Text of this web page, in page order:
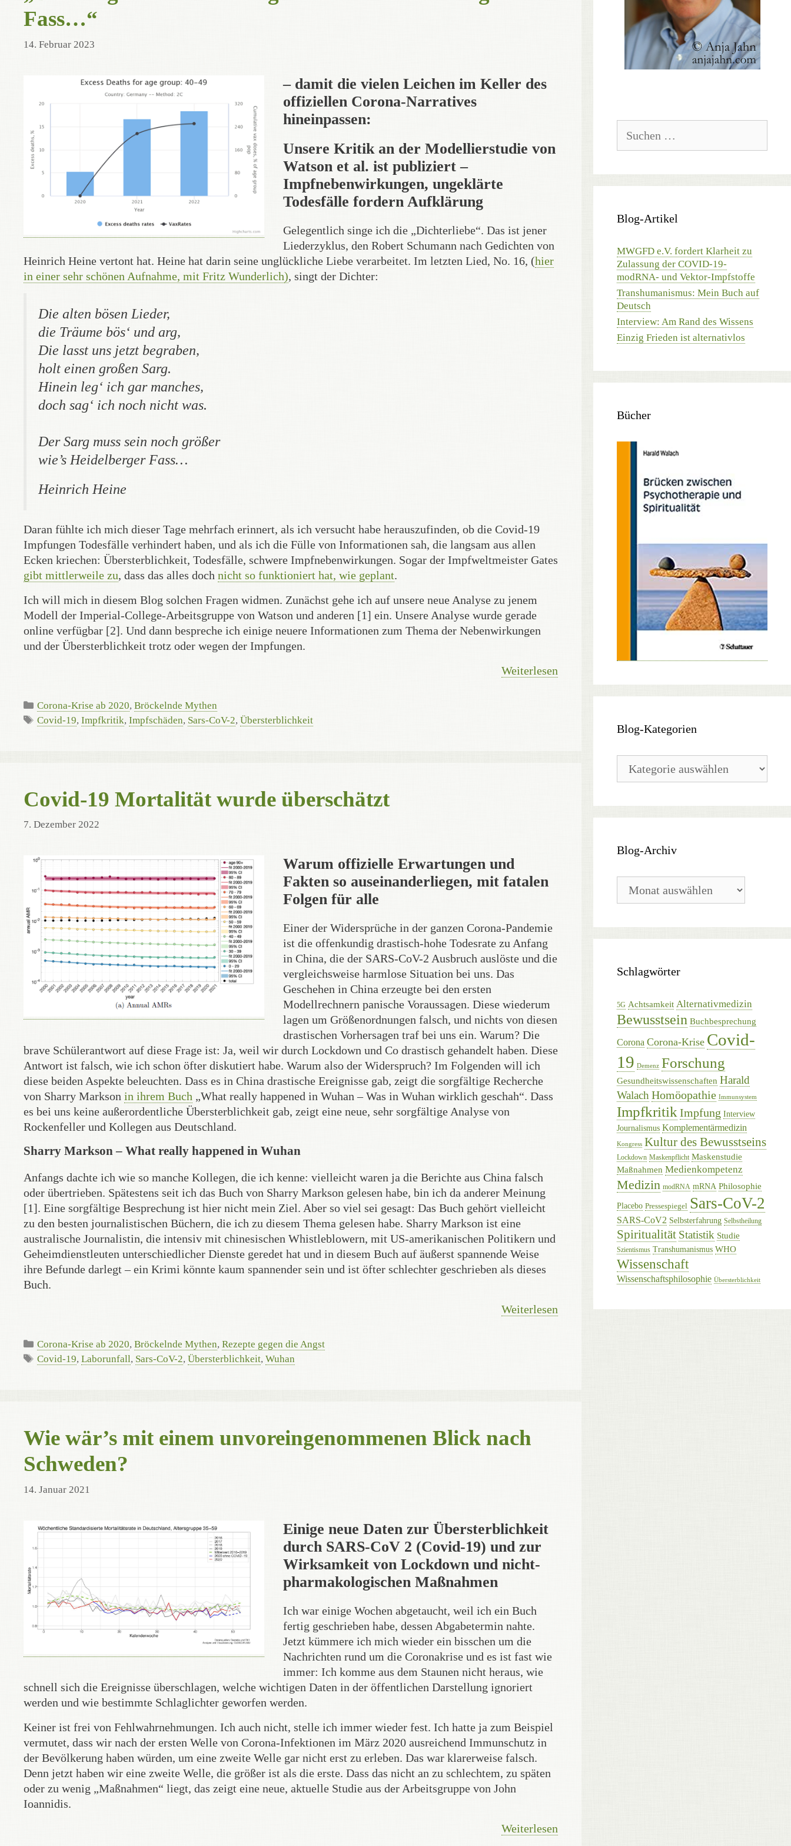
Fass…“
14. Februar 2023
– damit die vielen Leichen im Keller des
offiziellen Corona-Narratives
hineinpassen:
Unsere Kritik an der Modellierstudie von
Watson et al. ist publiziert –
Impfnebenwirkungen, ungeklärte
Todesfälle fordern Aufklärung
Gelegentlich singe ich die „Dichterliebe“. Das ist jener
Liederzyklus, den Robert Schumann nach Gedichten von
Heinrich Heine vertont hat. Heine hat darin seine unglückliche Liebe verarbeitet. Im letzten Lied, No. 16, (hier
in einer sehr schönen Aufnahme, mit Fritz Wunderlich), singt der Dichter:
Die alten bösen Lieder,
die Träume bös‘ und arg,
Die lasst uns jetzt begraben,
holt einen großen Sarg.
Hinein leg‘ ich gar manches,
doch sag‘ ich noch nicht was.
Der Sarg muss sein noch größer
wie’s Heidelberger Fass…
Heinrich Heine
Daran fühlte ich mich dieser Tage mehrfach erinnert, als ich versucht habe herauszufinden, ob die Covid-19
Impfungen Todesfälle verhindert haben, und als ich die Fülle von Informationen sah, die langsam aus allen
Ecken kriechen: Übersterblichkeit, Todesfälle, schwere Impfnebenwirkungen. Sogar der Impfweltmeister Gates
gibt mittlerweile zu, dass das alles doch nicht so funktioniert hat, wie geplant.
Ich will mich in diesem Blog solchen Fragen widmen. Zunächst gehe ich auf unsere neue Analyse zu jenem
Modell der Imperial-College-Arbeitsgruppe von Watson und anderen [1] ein. Unsere Analyse wurde gerade
online verfügbar [2]. Und dann bespreche ich einige neuere Informationen zum Thema der Nebenwirkungen
und der Übersterblichkeit trotz oder wegen der Impfungen.
Weiterlesen
Kategorien
Corona-Krise ab 2020,Bröckelnde Mythen
Schlagwörter
Covid-19,Impfkritik,Impfschäden, Sars-CoV-2,Übersterblichkeit
Covid-19 Mortalität wurde überschätzt
7. Dezember 2022
Warum offizielle Erwartungen und
Fakten so auseinanderliegen, mit fatalen
Folgen für alle
Einer der Widersprüche in der ganzen Corona-Pandemie
ist die offenkundig drastisch-hohe Todesrate zu Anfang
in China, die der SARS-CoV-2 Ausbruch auslöste und die
vergleichsweise harmlose Situation bei uns. Das
Geschehen in China erzeugte bei den ersten
Modellrechnern panische Voraussagen. Diese wiederum
lagen um Größenordnungen falsch, und nichts von diesen
drastischen Vorhersagen traf bei uns ein. Warum? Die
brave Schülerantwort auf diese Frage ist: Ja, weil wir durch Lockdown und Co drastisch gehandelt haben. Diese
Antwort ist falsch, wie ich schon öfter diskutiert habe. Warum also der Widerspruch? Im Folgenden will ich
diese beiden Aspekte beleuchten. Dass es in China drastische Ereignisse gab, zeigt die sorgfältige Recherche
von Sharry Markson in ihrem Buch „What really happened in Wuhan – Was in Wuhan wirklich geschah“. Dass
es bei uns keine außerordentliche Übersterblichkeit gab, zeigt eine neue, sehr sorgfältige Analyse von
Rockenfeller und Kollegen aus Deutschland.
Sharry Markson – What really happened in Wuhan
Anfangs dachte ich wie so manche Kollegen, die ich kenne: vielleicht waren ja die Berichte aus China falsch
oder übertrieben. Spätestens seit ich das Buch von Sharry Markson gelesen habe, bin ich da anderer Meinung
[1]. Eine sorgfältige Besprechung ist hier nicht mein Ziel. Aber so viel sei gesagt: Das Buch gehört vielleicht
zu den besten journalistischen Büchern, die ich zu diesem Thema gelesen habe. Sharry Markson ist eine
australische Journalistin, die intensiv mit chinesischen Whistleblowern, mit US-amerikanischen Politikern und
Geheimdienstleuten unterschiedlicher Dienste geredet hat und in diesem Buch auf äußerst spannende Weise
ihre Befunde darlegt – ein Krimi könnte kaum spannender sein und ist öfter schlechter geschrieben als dieses
Buch.
Weiterlesen
Kategorien
Corona-Krise ab 2020,Bröckelnde Mythen,Rezepte gegen die Angst
Schlagwörter
Covid-19,Laborunfall, Sars-CoV-2,Übersterblichkeit,Wuhan
Wie wär’s mit einem unvoreingenommenen Blick nach
Schweden?
14. Januar 2021
Einige neue Daten zur Übersterblichkeit
durch SARS-CoV 2 (Covid-19) und zur
Wirksamkeit von Lockdown und nicht-
pharmakologischen Maßnahmen
Ich war einige Wochen abgetaucht, weil ich ein Buch
fertig geschrieben habe, dessen Abgabetermin nahte.
Jetzt kümmere ich mich wieder ein bisschen um die
Nachrichten rund um die Coronakrise und es ist fast wie
immer: Ich komme aus dem Staunen nicht heraus, wie
schnell sich die Ereignisse überschlagen, welche wichtigen Daten in der öffentlichen Darstellung ignoriert
werden und wie bestimmte Schlaglichter geworfen werden.
Keiner ist frei von Fehlwahrnehmungen. Ich auch nicht, stelle ich immer wieder fest. Ich hatte ja zum Beispiel
vermutet, dass wir nach der ersten Welle von Corona-Infektionen im März 2020 ausreichend Immunschutz in
der Bevölkerung haben würden, um eine zweite Welle gar nicht erst zu erleben. Das war klarerweise falsch.
Denn jetzt haben wir eine zweite Welle, die größer ist als die erste. Dass das nicht an zu schlechtem, zu späten
oder zu wenig „Maßnahmen“ liegt, das zeigt eine neue, aktuelle Studie aus der Arbeitsgruppe von John
Ioannidis.
Weiterlesen
nach:
Blog-Artikel
MWGFD e.V. fordert Klarheit zu
Zulassung der COVID-19-
modRNA- und Vektor-Impfstoffe
Transhumanismus: Mein Buch auf
Deutsch
Interview: Am Rand des Wissens
Einzig Frieden ist alternativlos
Bücher
Blog-Kategorien
Kategorien
Blog-Archiv
Archiv
Schlagwörter
5G Achtsamkeit Alternativmedizin
Bewusstsein Buchbesprechung
Corona Corona-Krise Covid-
19 Demenz Forschung
Gesundheitswissenschaften Harald
Walach Homöopathie Immunsystem
Impfkritik Impfung Interview
Journalismus Komplementärmedizin
Kongress Kultur des Bewusstseins
Lockdown Maskenpflicht Maskenstudie
Maßnahmen Medienkompetenz
Medizin modRNA mRNA Philosophie
Placebo Pressespiegel Sars-CoV-2
SARS-CoV2 Selbsterfahrung Selbstheilung
Spiritualität Statistik Studie
Szientismus Transhumanismus WHO
Wissenschaft
Wissenschaftsphilosophie Übersterblichkeit